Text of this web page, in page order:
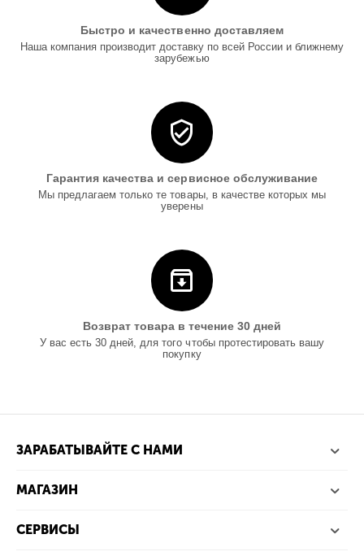
Быстро и качественно доставляем
Наша компания производит доставку по всей России и ближнему
зарубежью
Гарантия качества и сервисное обслуживание
Мы предлагаем только те товары, в качестве которых мы
уверены
Возврат товара в течение 30 дней
У вас есть 30 дней, для того чтобы протестировать вашу
покупку
ЗАРАБАТЫВАЙТЕ С НАМИ
МАГАЗИН
СЕРВИСЫ